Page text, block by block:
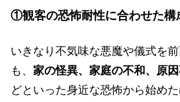
①観客の恐怖耐性に合わせた構
いきなり不気味な悪魔や儀式を
も、 家の怪異、家庭の不和、原
どといった身近な恐怖から始め